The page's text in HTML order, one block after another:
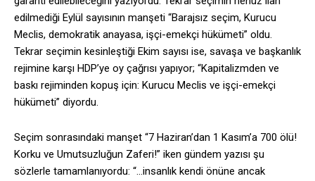
edilmediği Eylül sayısının manşeti “Barajsız seçim, Kurucu
Meclis, demokratik anayasa, işçi-emekçi hükümeti” oldu.
Tekrar seçimin kesinleştiği Ekim sayısı ise, savaşa ve başkanlık
rejimine karşı HDP’ye oy çağrısı yapıyor; “Kapitalizmden ve
baskı rejiminden kopuş için: Kurucu Meclis ve işçi-emekçi
hükümeti” diyordu.
Seçim sonrasındaki manşet “7 Haziran’dan 1 Kasım’a 700 ölü!
Korku ve Umutsuzluğun Zaferi!” iken gündem yazısı şu
sözlerle tamamlanıyordu: “…insanlık kendi önüne ancak